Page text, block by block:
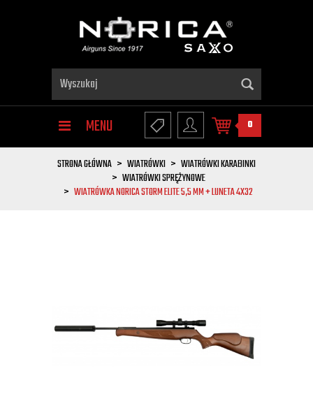
MENU 0
STRONA GŁÓWNA WIATRÓWKI
WIATRÓWKI KARABINKI
WIATRÓWKI SPRĘŻYNOWE
WIATRÓWKA NORICA STORM ELITE 5,5 MM + LUNETA 4X32